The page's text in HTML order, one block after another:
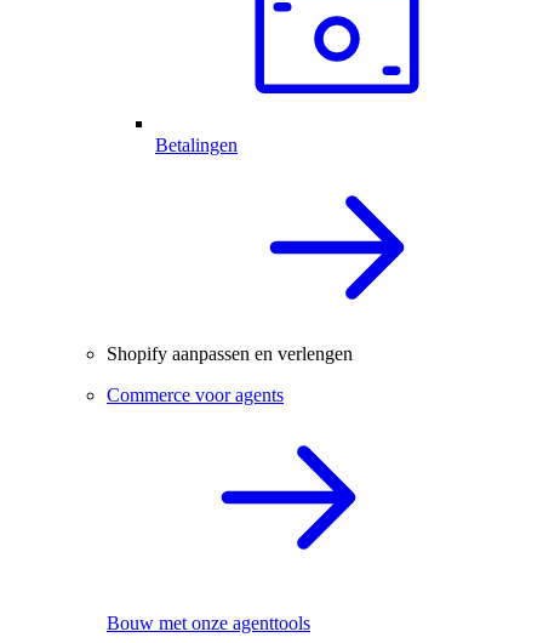
Betalingen
Shopify aanpassen en verlengen
Commerce voor agents
Bouw met onze agenttools